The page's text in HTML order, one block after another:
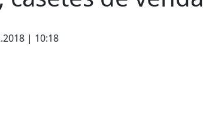
| 10:18